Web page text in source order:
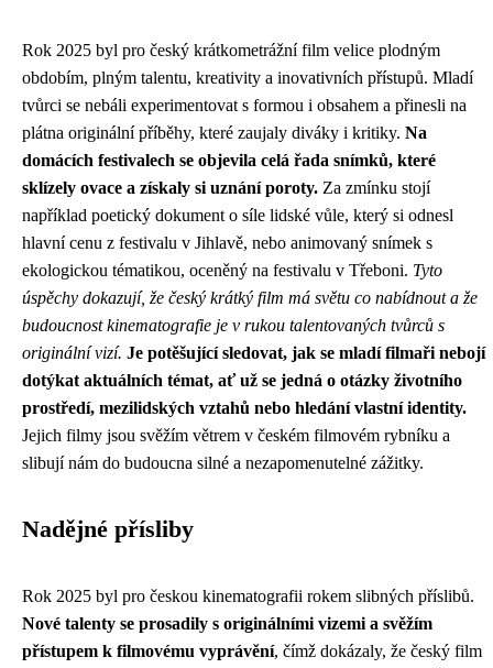
Rok 2025 byl pro český krátkometrážní film velice plodným
obdobím, plným talentu, kreativity a inovativních přístupů. Mladí
tvůrci se nebáli experimentovat s formou i obsahem a přinesli na
plátna originální příběhy, které zaujaly diváky i kritiky. Na
domácích festivalech se objevila celá řada snímků, které
sklízely ovace a získaly si uznání poroty. Za zmínku stojí
například poetický dokument o síle lidské vůle, který si odnesl
hlavní cenu z festivalu v Jihlavě, nebo animovaný snímek s
ekologickou tématikou, oceněný na festivalu v Třeboni. Tyto
úspěchy dokazují, že český krátký film má světu co nabídnout a že
budoucnost kinematografie je v rukou talentovaných tvůrců s
originální vizí. Je potěšující sledovat, jak se mladí filmaři nebojí
dotýkat aktuálních témat, ať už se jedná o otázky životního
prostředí, mezilidských vztahů nebo hledání vlastní identity.
Jejich filmy jsou svěžím větrem v českém filmovém rybníku a
slibují nám do budoucna silné a nezapomenutelné zážitky.
Nadějné přísliby
Rok 2025 byl pro českou kinematografii rokem slibných příslibů.
Nové talenty se prosadily s originálními vizemi a svěžím
přístupem k filmovému vyprávění, čímž dokázaly, že český film